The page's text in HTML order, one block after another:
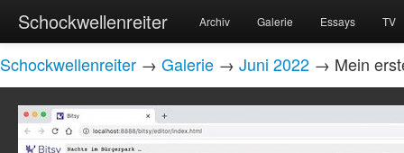
Schockwellenreiter Archiv Galerie Essays TV
Schockwellenreiter → Galerie → Juni 2022 → Mein